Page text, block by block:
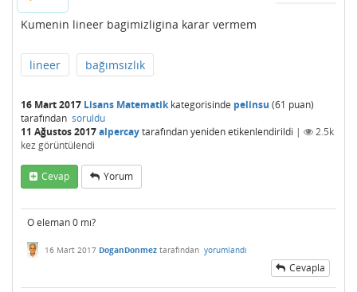
Kumenin lineer bagimizligina karar vermem
lineer bağımsızlık
16 Mart 2017 Lisans Matematikkategorisinde pelinsu (61 puan)
tarafından soruldu
11 Ağustos 2017alpercaytarafındanyeniden etikenlendirildi |
2.5k
kez görüntülendi
Cevap Yorum
O eleman 0 mı?
16 Mart 2017 DoganDonmez tarafından yorumlandı
Cevapla